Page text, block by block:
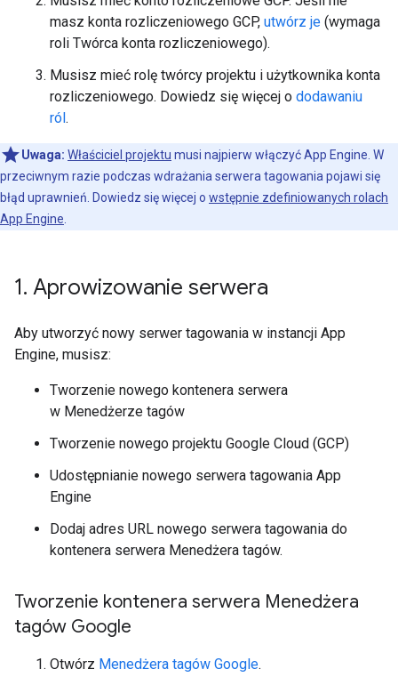
masz konta rozliczeniowego GCP, utwórz je (wymaga
roli Twórca konta rozliczeniowego).
Musisz mieć rolę twórcy projektu i użytkownika konta
rozliczeniowego. Dowiedz się więcej o dodawaniu
ról.
Uwaga: Właściciel projektu musi najpierw włączyć App Engine. W
przeciwnym razie podczas wdrażania serwera tagowania pojawi się
błąd uprawnień. Dowiedz się więcej o wstępnie zdefiniowanych rolach
App Engine
1. Aprowizowanie serwera
Aby utworzyć nowy serwer tagowania w instancji App
Engine, musisz:
Tworzenie nowego kontenera serwera
w Menedżerze tagów
Tworzenie nowego projektu Google Cloud (GCP)
Udostępnianie nowego serwera tagowania App
Engine
Dodaj adres URL nowego serwera tagowania do
kontenera serwera Menedżera tagów.
Tworzenie kontenera serwera Menedżera
tagów Google
Otwórz Menedżera tagów Google.